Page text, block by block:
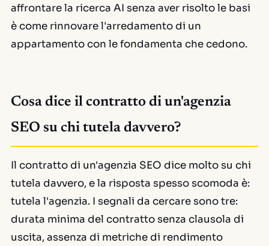
affrontare la ricerca AI senza aver risolto le basi
è come rinnovare l'arredamento di un
appartamento con le fondamenta che cedono.
Cosa dice il contratto di un'agenzia
SEO su chi tutela davvero?
Il contratto di un'agenzia SEO dice molto su chi
tutela davvero, e la risposta spesso scomoda è:
tutela l'agenzia. I segnali da cercare sono tre:
durata minima del contratto senza clausola di
uscita, assenza di metriche di rendimento